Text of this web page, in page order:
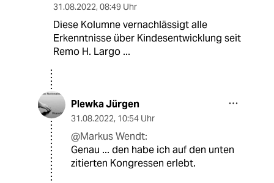
31.08.2022, 08:49 Uhr
Diese Kolumne vernachlässigt alle
Erkenntnisse über Kindesentwicklung seit
Remo H. Largo ...
Plewka Jürgen
31.08.2022, 10:54 Uhr
@Markus Wendt:
Genau ... den habe ich auf den unten
zitierten Kongressen erlebt.